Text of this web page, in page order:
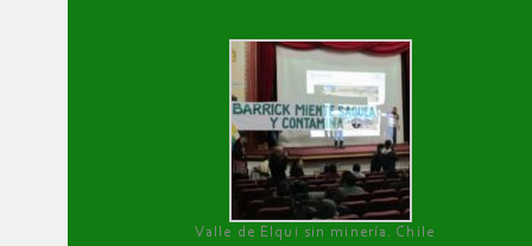
Valle de Elqui sin minería. Chile